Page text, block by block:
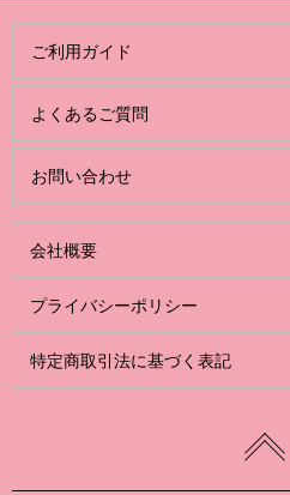
ご利用ガイド
よくあるご質問
お問い合わせ
会社概要
プライバシーポリシー
特定商取引法に基づく表記